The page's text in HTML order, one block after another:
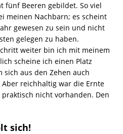
fünf Beeren gebildet. So viel
meinen Nachbarn; es scheint
gewesen zu sein und nicht
gelegen zu haben.
weiter bin ich mit meinem
scheine ich einen Platz
sich aus den Zehen auch
reichhaltig war die Ernte
nicht vorhanden. Den
sich!